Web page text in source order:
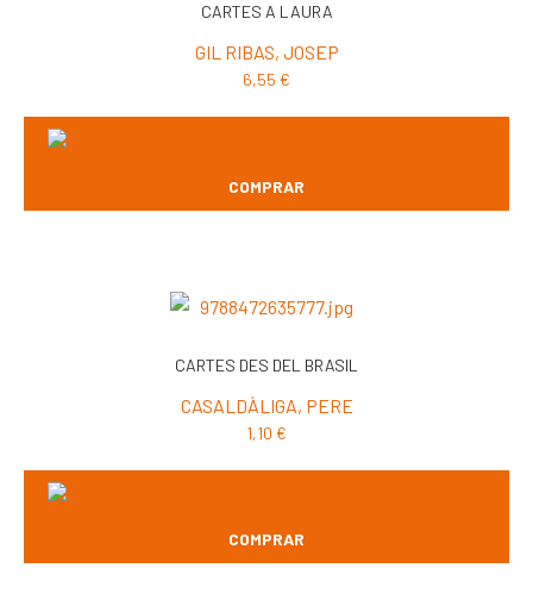
CARTES A LAURA
GIL RIBAS, JOSEP
6,55 €
COMPRAR
CARTES DES DEL BRASIL
CASALDÀLIGA, PERE
1,10 €
COMPRAR